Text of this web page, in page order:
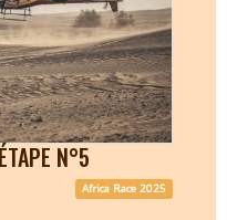
N°5
Africa Race 2025